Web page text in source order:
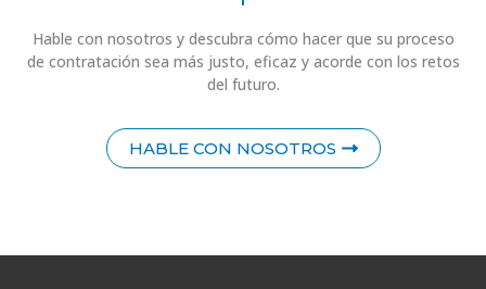
Hable con nosotros y descubra cómo hacer que su proceso
de contratación sea más justo, eficaz y acorde con los retos
del futuro.
HABLE CON NOSOTROS